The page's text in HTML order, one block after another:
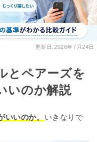
更新日:2026年7月24日
とペアーズを
いのか解説
いのか。 いきなりで